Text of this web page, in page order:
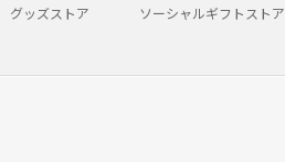
グッズストア ソーシャルギフトストア